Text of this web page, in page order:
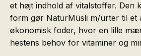
et højt indhold af vitalstoffer. Den
form gør NaturMüsli m/urter til et
økonomisk foder, hvor en lille
hestens behov for vitaminer og